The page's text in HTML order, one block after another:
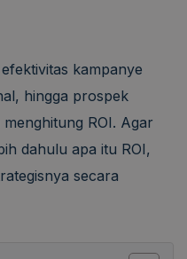
kampanye
hingga prospek
ROI. Agar
dahulu apa itu ROI,
secara